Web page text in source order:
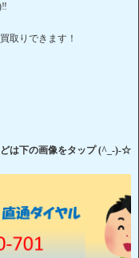
取りできます！
は下の画像をタップ (^_-)-☆